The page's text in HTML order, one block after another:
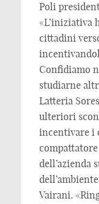
Poli
«L’iniziativa
cittadini
Confidiamo
studiarne
Latteria
ulteriori
incentivare i
dell’azienda
Vairani.